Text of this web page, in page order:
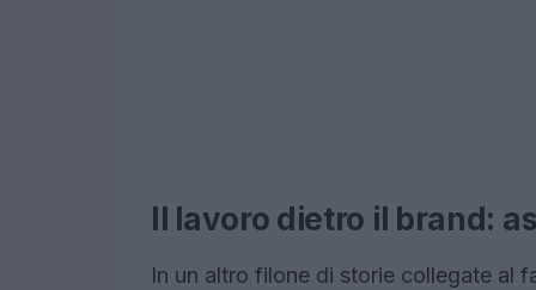
Il lavoro dietro il brand:
In un altro filone di storie collegate al